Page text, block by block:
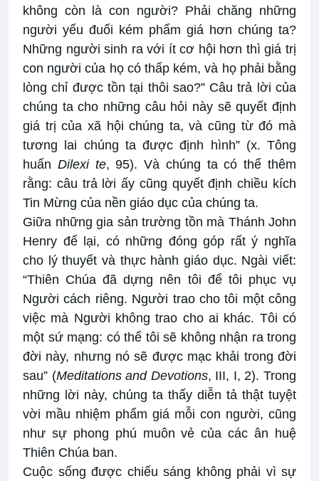
không còn là con người? Phải chăng những
người yếu đuối kém phẩm giá hơn chúng ta?
Những người sinh ra với ít cơ hội hơn thì giá trị
con người của họ có thấp kém, và họ phải bằng
lòng chỉ được tồn tại thôi sao?” Câu trả lời của
chúng ta cho những câu hỏi này sẽ quyết định
giá trị của xã hội chúng ta, và cũng từ đó mà
tương lai chúng ta được định hình” (x. Tông
huấn Dilexi te, 95). Và chúng ta có thể thêm
rằng: câu trả lời ấy cũng quyết định chiều kích
Tin Mừng của nền giáo dục của chúng ta.
Giữa những gia sản trường tồn mà Thánh John
Henry để lại, có những đóng góp rất ý nghĩa
cho lý thuyết và thực hành giáo dục. Ngài viết:
“Thiên Chúa đã dựng nên tôi để tôi phục vụ
Người cách riêng. Người trao cho tôi một công
việc mà Người không trao cho ai khác. Tôi có
một sứ mạng: có thể tôi sẽ không nhận ra trong
đời này, nhưng nó sẽ được mạc khải trong đời
sau” (Meditations and Devotions, III, I, 2). Trong
những lời này, chúng ta thấy diễn tả thật tuyệt
vời mầu nhiệm phẩm giá mỗi con người, cũng
như sự phong phú muôn vẻ của các ân huệ
Thiên Chúa ban.
Cuộc sống được chiếu sáng không phải vì sự